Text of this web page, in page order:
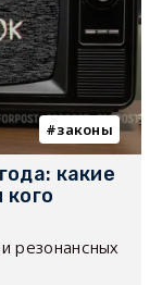
законы
какие
резонансных